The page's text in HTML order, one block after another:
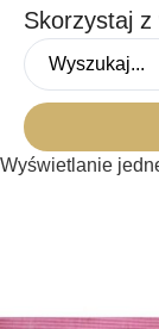
Skorzystaj z
Wyświetlanie